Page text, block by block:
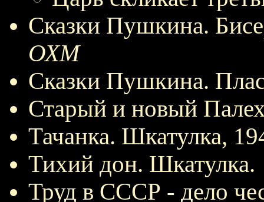
Сказки Пушкина.
ОХМ
Сказки Пушкина.
Старый и новый
Тачанка. Шкатулка,
Тихий дон. Шкатулка.
Труд в СССР - дело